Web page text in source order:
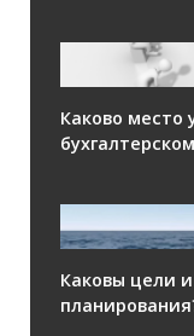
Каково место
Каковы цели